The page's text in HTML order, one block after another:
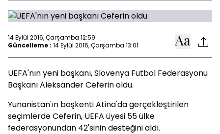
14 Eylül 2016, Çarşamba 12:59
Güncelleme : 14 Eylül 2016, Çarşamba 13:01
UEFA'nın yeni başkanı, Slovenya Futbol Federasyonu
Başkanı Aleksander Ceferin oldu.
Yunanistan'ın başkenti Atina'da gerçekleştirilen
seçimlerde Ceferin, UEFA üyesi 55 ülke
federasyonundan 42'sinin desteğini aldı.